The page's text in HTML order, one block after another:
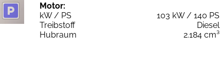
Motor:
kW / PS
103 kW / 140 PS
Treibstoff
Diesel
Hubraum
2.184 cm³